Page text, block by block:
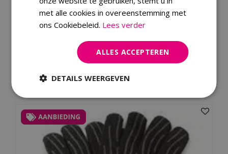
Material Property
hittebestendig
Dit product kopen
met alle cookies in overeenstemming met
ons Cookiebeleid. Lees verder
ALLES ACCEPTEREN
DETAILS WEERGEVEN